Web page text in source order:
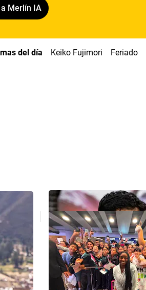
Merlín IA
del día Keiko Fujimori Feriado
Suscriptores